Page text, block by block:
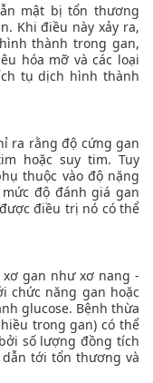
mật bị tổn thương
Khi điều này xảy ra,
thành trong gan,
hóa mỡ và các loại
tụ dịch hình thành
ra rằng độ cứng gan
hoặc suy tim. Tuy
thuộc vào độ nặng
độ đánh giá gan
điều trị nó có thể
gan như xơ nang -
chức năng gan hoặc
glucose. Bệnh thừa
trong gan) có thể
số lượng đồng tích
tới tổn thương và